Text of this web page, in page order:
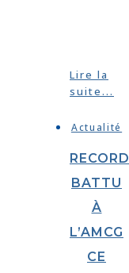
Lire la
suite...
Actualité
RECORD
BATTU
À
L’AMCG
CE